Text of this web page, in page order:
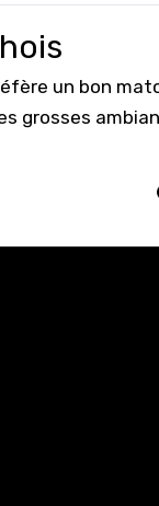
un bon
grosses